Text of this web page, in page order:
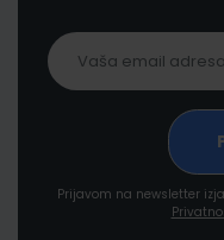
Prijavom na newsletter